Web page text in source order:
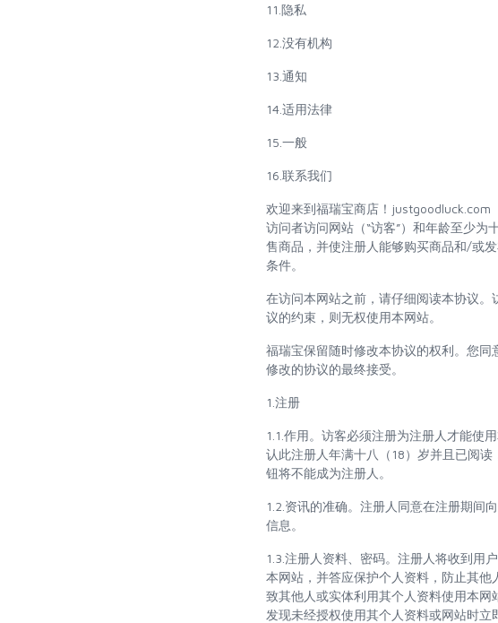
11.隐私
12.没有机构
13.通知
14.适用法律
15.一般
16.联系我们
欢迎来到福瑞宝商店！justgoodluck.com
访问者访问网站（“访客”）和年龄至少为
售商品，并使注册人能够购买商品和/或
条件。
在访问本网站之前，请仔细阅读本协议
议的约束，则无权使用本网站。
福瑞宝保留随时修改本协议的权利。您
修改的协议的最终接受。
1.注册
1.1.作用。访客必须注册为注册人才能使
认此注册人年满十八（18）岁并且已阅
钮将不能成为注册人。
1.2.资讯的准确。注册人同意在注册期间
信息。
1.3.注册人资料、密码。注册人将收到用
本网站，并答应保护个人资料，防止其
致其他人或实体利用其个人资料使用本
发现未经授权使用其个人资料或网站时立